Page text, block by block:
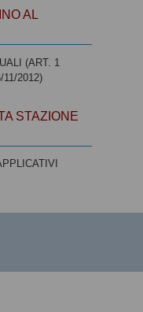
AL
(ART. 1
11/2012)
STAZIONE